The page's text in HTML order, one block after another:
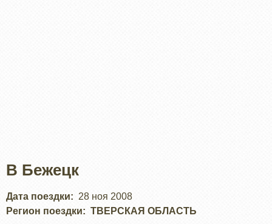
В Бежецк
Дата поездки
28 ноя 2008
Регион поездки
ТВЕРСКАЯ ОБЛАСТЬ